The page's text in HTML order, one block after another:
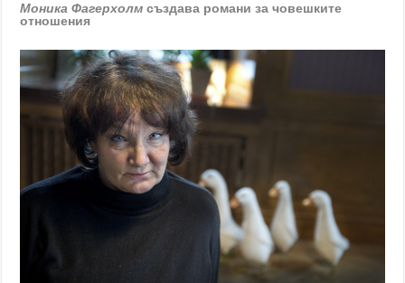
Моника Фагерхолм създава романи за човешките
отношения